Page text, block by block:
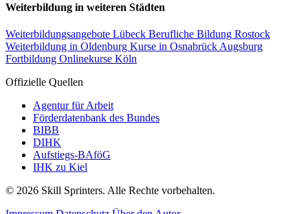
Weiterbildung in weiteren Städten
Weiterbildungsangebote Lübeck Berufliche Bildung Rostock
Weiterbildung in Oldenburg Kurse in OsnabrückAugsburg
Fortbildung Onlinekurse Köln
Offizielle Quellen
Agentur für Arbeit
Förderdatenbank des Bundes
BIBB
DIHK
Aufstiegs-BAföG
IHK zu Kiel
© 2026 Skill Sprinters. Alle Rechte vorbehalten.